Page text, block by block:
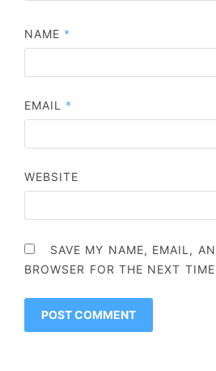
NAME *
EMAIL *
WEBSITE
SAVE MY NAME, EMAIL,
BROWSER FOR THE NEXT